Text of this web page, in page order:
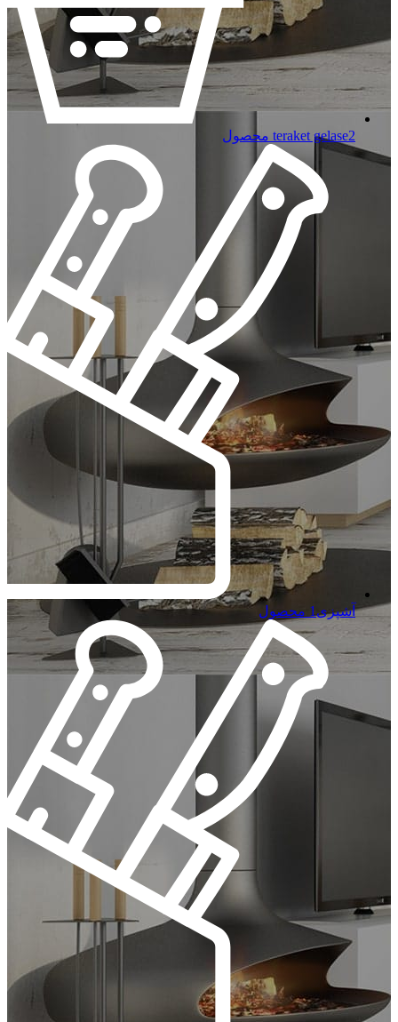
teraket gelase2 محصول
آشپزی 1 محصول